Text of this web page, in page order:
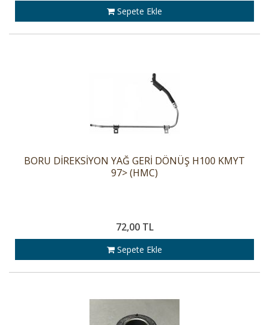
Sepete Ekle
BORU DİREKSİYON YAĞ GERİ DÖNÜŞ H100 KMYT
97> (HMC)
72,00 TL
Sepete Ekle